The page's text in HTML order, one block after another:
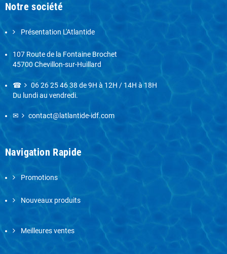
Notre société
Présentation L'Atlantide
107 Route de la Fontaine Brochet
45700 Chevillon-sur-Huillard
☎ 06 26 25 46 38 de 9H à 12H / 14H à 18H
Du lundi au vendredi.
✉ contact@latlantide-idf.com
Navigation Rapide
Promotions
Nouveaux produits
Meilleures ventes